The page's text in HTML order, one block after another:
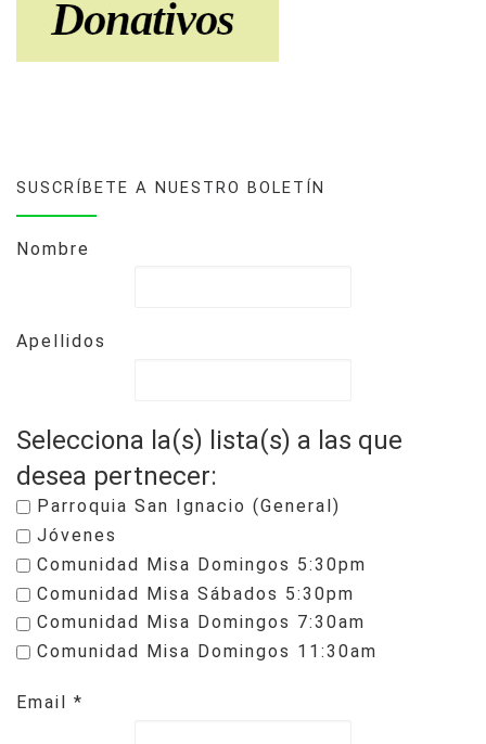
SUSCRÍBETE A NUESTRO BOLETÍN
Nombre
Apellidos
Selecciona la(s) lista(s) a las que
desea pertnecer:
Parroquia San Ignacio (General)
Jóvenes
Comunidad Misa Domingos 5:30pm
Comunidad Misa Sábados 5:30pm
Comunidad Misa Domingos 7:30am
Comunidad Misa Domingos 11:30am
Email *